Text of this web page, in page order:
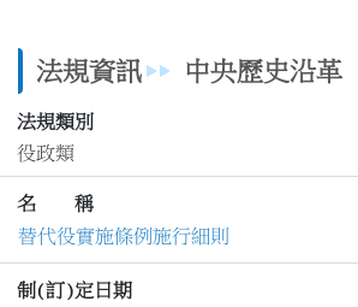
法規資訊 中央歷史沿革
法規類別
役政類
名 稱
替代役實施條例施行細則
制(訂)定日期